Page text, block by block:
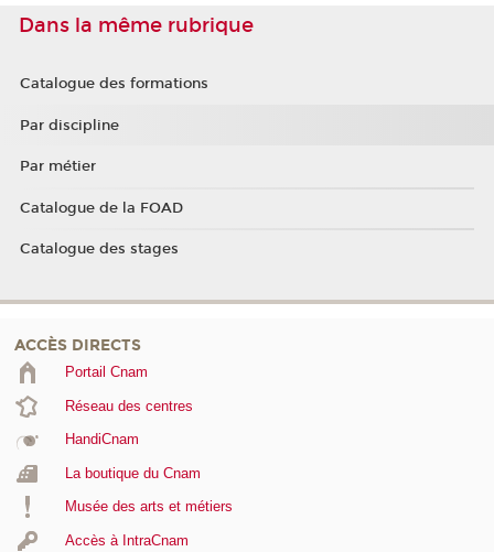
Dans la même rubrique
Catalogue des formations
Par discipline
Par métier
Catalogue de la FOAD
Catalogue des stages
ACCÈS DIRECTS
Portail Cnam
Réseau des centres
HandiCnam
La boutique du Cnam
Musée des arts et métiers
Accès à IntraCnam